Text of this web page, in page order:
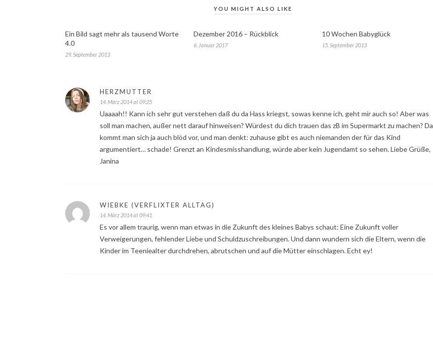
YOU MIGHT ALSO LIKE
Ein Bild sagt mehr als tausend Worte
4.0
29. September 2013
Dezember 2016 – Rückblick
6. Januar 2017
10 Wochen Babyglück
15. September 2013
HERZMUTTER
14. März 2014 at 09:25
Uaaaah!! Kann ich sehr gut verstehen daß du da Hass kriegst, sowas kenne ich, geht mir auch so! Aber was
soll man machen, außer nett darauf hinweisen? Würdest du dich trauen das zB im Supermarkt zu machen? Da
kommt man sich ja auch blöd vor, und man denkt: zuhause gibt es auch niemanden der für das Kind
argumentiert… schade! Grenzt an Kindesmisshandlung, würde aber kein Jugendamt so sehen. Liebe Grüße,
Janina
WIEBKE (VERFLIXTER ALLTAG)
14. März 2014 at 09:41
Es vor allem traurig, wenn man etwas in die Zukunft des kleines Babys schaut: Eine Zukunft voller
Verweigerungen, fehlender Liebe und Schuldzuschreibungen. Und dann wundern sich die Eltern, wenn die
Kinder im Teeniealter durchdrehen, abrutschen und auf die Mütter einschlagen. Echt ey!